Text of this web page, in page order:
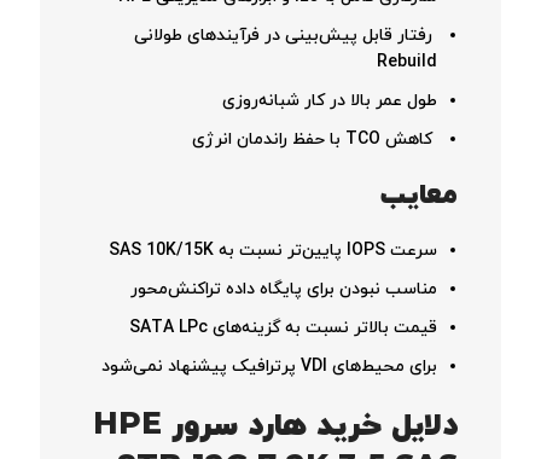
رفتار قابل پیش‌بینی در فرآیندهای طولانی
Rebuild
طول عمر بالا در کار شبانه‌روزی
کاهش TCO با حفظ راندمان انرژی
معایب
سرعت IOPS پایین‌تر نسبت به SAS 10K/15K
مناسب نبودن برای پایگاه داده تراکنش‌محور
قیمت بالاتر نسبت به گزینه‌های SATA LPc
برای محیط‌های VDI پرترافیک پیشنهاد نمی‌شود
دلایل خرید هارد سرور HPE